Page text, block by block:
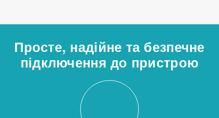
Просте, надійне та безпечне
підключення до пристрою